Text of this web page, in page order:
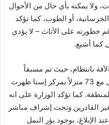
ولا يمكنه بأي حال من الأحوال
أو الطوب، كما تؤكد
خطورته على الأثاث – لا يؤدي
كما أشيع.
بانتظام، حيث تم مسبقاً
بالتنسيق مع مديرية الزراعة التعامل مع 73 منزلاً بمركز إسنا ظهرت
كما تؤكد الوزارة على انه
القادرين وتحت إشراف مباشر
الإبلاغ، بوجود بؤر النمل